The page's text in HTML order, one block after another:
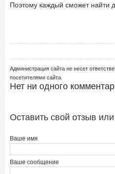
Поэтому каждый сможет найти
Администрация сайта не несет
посетителями сайта.
Нет ни одного
Оставить свой отзыв
Ваше имя
Ваше сообщение